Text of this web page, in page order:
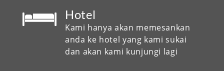
Hotel
Kami hanya akan memesankan
anda ke hotel yang kami sukai
dan akan kami kunjungi lagi